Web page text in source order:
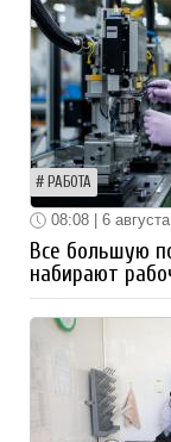
РАБОТА
08:08 | 6 августа
Все большую
набирают